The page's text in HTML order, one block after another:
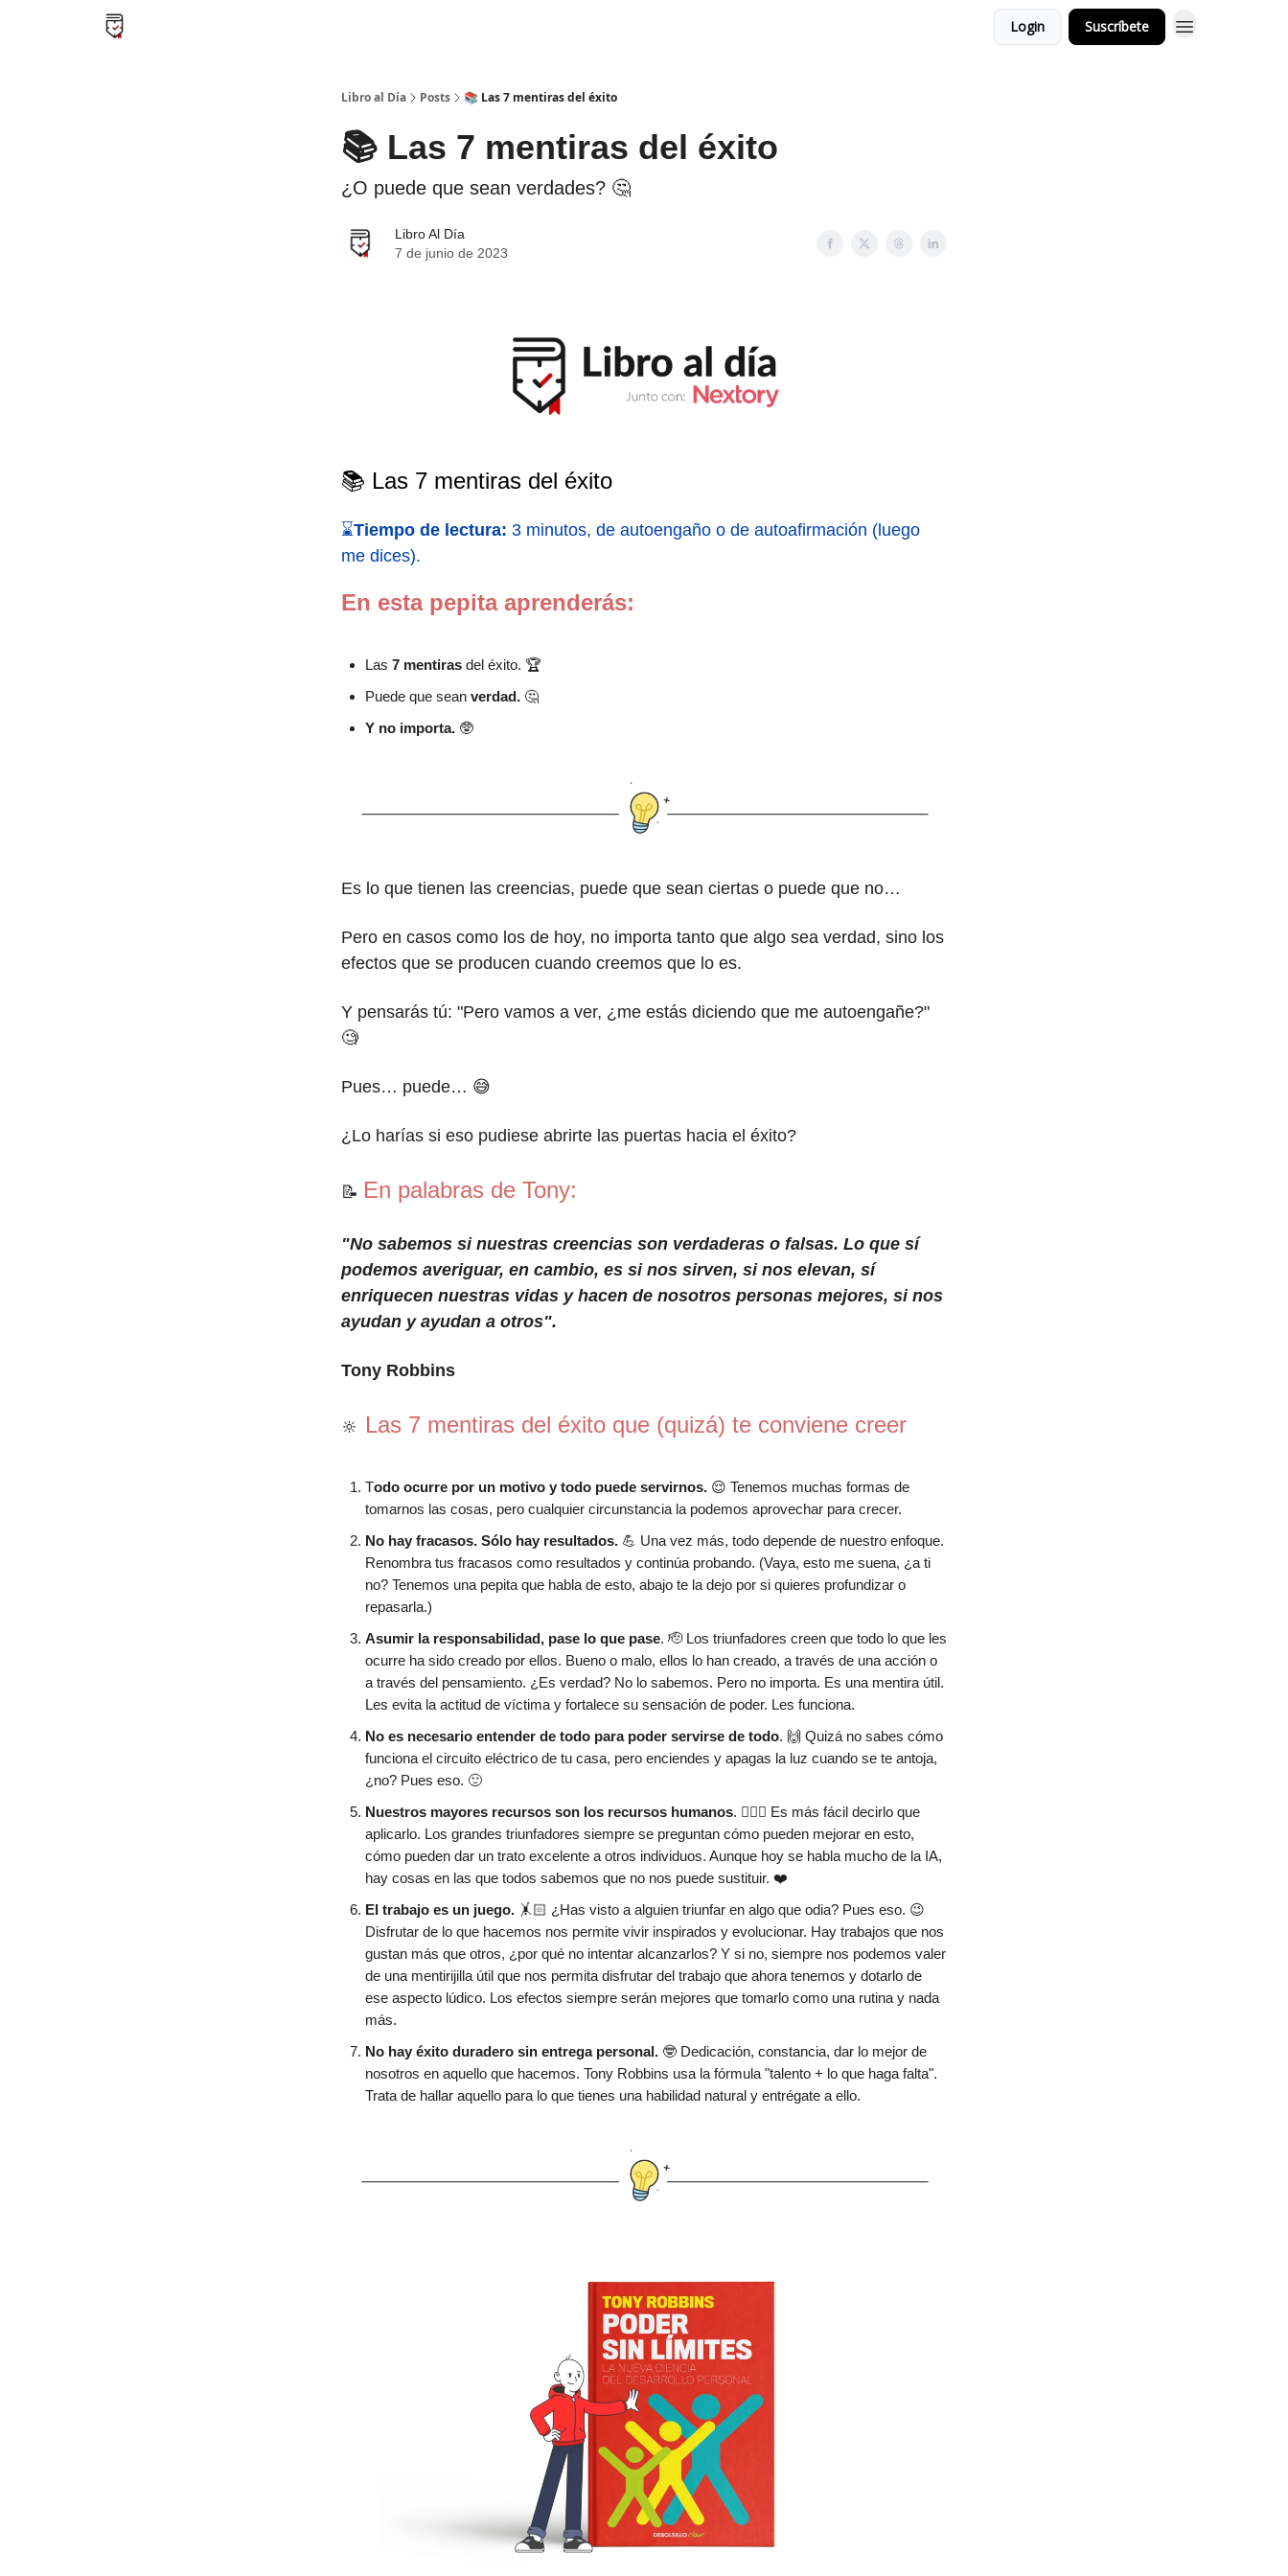
Login Suscríbete
Libro al Día Posts 📚 Las 7 mentiras del éxito
📚 Las 7 mentiras del éxito
¿O puede que sean verdades? 🤔
Libro Al Día
7 de junio de 2023
📚 Las 7 mentiras del éxito
⌛Tiempo de lectura: 3 minutos, de autoengaño o de autoafirmación (luego
me dices).
En esta pepita aprenderás:
Las 7 mentiras del éxito. 🏆
Puede que sean verdad. 🤔
Y no importa. 🥸
Es lo que tienen las creencias, puede que sean ciertas o puede que no…
Pero en casos como los de hoy, no importa tanto que algo sea verdad, sino los
efectos que se producen cuando creemos que lo es.
Y pensarás tú: "Pero vamos a ver, ¿me estás diciendo que me autoengañe?"
🧐
Pues… puede… 😅
¿Lo harías si eso pudiese abrirte las puertas hacia el éxito?
📝 En palabras de Tony:
"No sabemos si nuestras creencias son verdaderas o falsas. Lo que sí
podemos averiguar, en cambio, es si nos sirven, si nos elevan, sí
enriquecen nuestras vidas y hacen de nosotros personas mejores, si nos
ayudan y ayudan a otros".
Tony Robbins
🔆 Las 7 mentiras del éxito que (quizá) te conviene creer
Todo ocurre por un motivo y todo puede servirnos. 😌 Tenemos muchas formas de
tomarnos las cosas, pero cualquier circunstancia la podemos aprovechar para crecer.
No hay fracasos. Sólo hay resultados. 💪 Una vez más, todo depende de nuestro enfoque.
Renombra tus fracasos como resultados y continúa probando. (Vaya, esto me suena, ¿a ti
no? Tenemos una pepita que habla de esto, abajo te la dejo por si quieres profundizar o
repasarla.)
Asumir la responsabilidad, pase lo que pase. 🫡 Los triunfadores creen que todo lo que les
ocurre ha sido creado por ellos. Bueno o malo, ellos lo han creado, a través de una acción o
a través del pensamiento. ¿Es verdad? No lo sabemos. Pero no importa. Es una mentira útil.
Les evita la actitud de víctima y fortalece su sensación de poder. Les funciona.
No es necesario entender de todo para poder servirse de todo. 🙌 Quizá no sabes cómo
funciona el circuito eléctrico de tu casa, pero enciendes y apagas la luz cuando se te antoja,
¿no? Pues eso. 🙂
Nuestros mayores recursos son los recursos humanos. 🙋🏻‍♀️ Es más fácil decirlo que
aplicarlo. Los grandes triunfadores siempre se preguntan cómo pueden mejorar en esto,
cómo pueden dar un trato excelente a otros individuos. Aunque hoy se habla mucho de la IA,
hay cosas en las que todos sabemos que no nos puede sustituir. ❤️
El trabajo es un juego. 🤸🏻 ¿Has visto a alguien triunfar en algo que odia? Pues eso. 😉
Disfrutar de lo que hacemos nos permite vivir inspirados y evolucionar. Hay trabajos que nos
gustan más que otros, ¿por qué no intentar alcanzarlos? Y si no, siempre nos podemos valer
de una mentirijilla útil que nos permita disfrutar del trabajo que ahora tenemos y dotarlo de
ese aspecto lúdico. Los efectos siempre serán mejores que tomarlo como una rutina y nada
más.
No hay éxito duradero sin entrega personal. 🤓 Dedicación, constancia, dar lo mejor de
nosotros en aquello que hacemos. Tony Robbins usa la fórmula "talento + lo que haga falta".
Trata de hallar aquello para lo que tienes una habilidad natural y entrégate a ello.